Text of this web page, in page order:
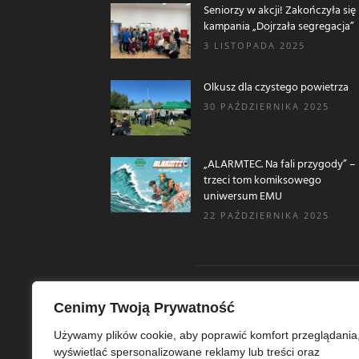
Cenimy Twoją Prywatność
Używamy plików cookie, aby poprawić komfort przeglądania,
wyświetlać spersonalizowane reklamy lub treści oraz
Seniorzy w akcji! Zakończyła się
kampania „Dojrzała segregacja”
3 LISTOPADA 2025
Olkusz dla czystego powietrza
30 PAŹDZIERNIKA 2025
„ALARMTEC. Na fali przygody” –
trzeci tom komiksowego
uniwersum EMU
22 PAŹDZIERNIKA 2025